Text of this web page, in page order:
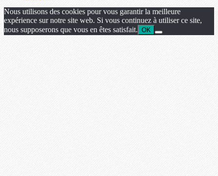
Nous utilisons des cookies pour vous garantir la meilleure
expérience sur notre site web. Si vous continuez à utiliser ce site,
nous supposerons que vous en êtes satisfait. OK